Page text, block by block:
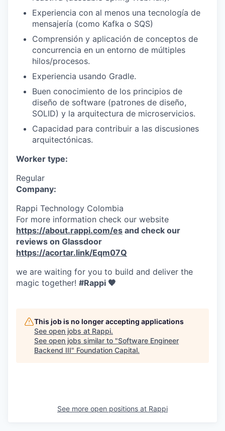
Experiencia con al menos una tecnología de
mensajería (como Kafka o SQS)
Comprensión y aplicación de conceptos de
concurrencia en un entorno de múltiples
hilos/procesos.
Experiencia usando Gradle.
Buen conocimiento de los principios de
diseño de software (patrones de diseño,
SOLID) y la arquitectura de microservicios.
Capacidad para contribuir a las discusiones
arquitectónicas.
Worker type:
Regular
Company:
Rappi Technology Colombia
For more information check our website
https://about.rappi.com/es and check our
reviews on Glassdoor
https://acortar.link/Eqm07Q
we are waiting for you to build and deliver the
magic together! #Rappi 🧡
This job is no longer accepting applications
See open jobs at Rappi.
See open jobs similar to "Software Engineer
Backend III" Foundation Capital.
See more open positions at Rappi